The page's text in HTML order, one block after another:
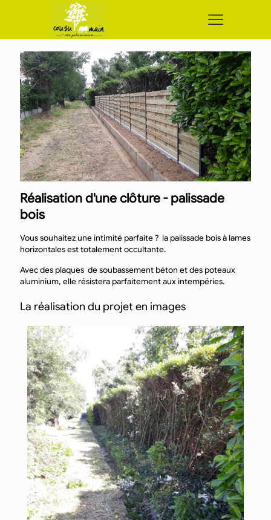
Réalisation d'une clôture - palissade
bois
Vous souhaitez une intimité parfaite ? la palissade bois à lames
horizontales est totalement occultante.
Avec des plaques de soubassement béton et des poteaux
aluminium, elle résistera parfaitement aux intempéries.
La réalisation du projet en images